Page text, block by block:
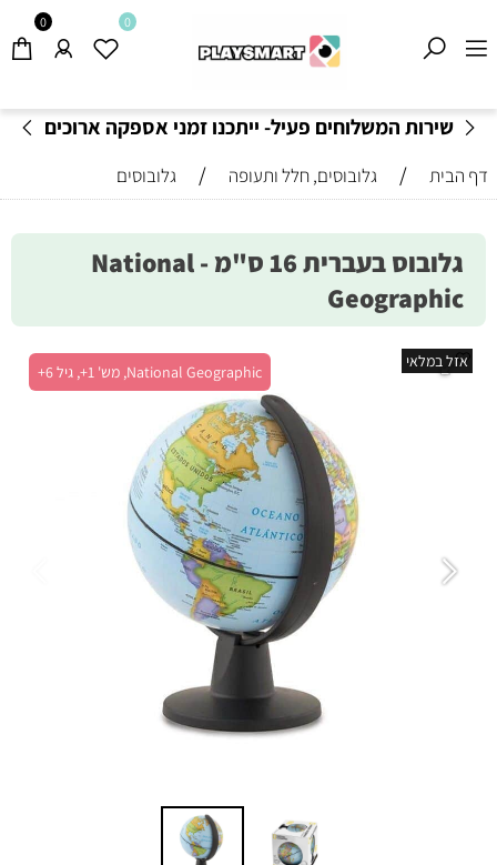
שירות המשלוחים פעיל- ייתכנו זמני אספקה ארוכים
0 0
דף הבית / גלובוסים, חלל ותעופה / גלובוסים
גלובוס בעברית 16 ס"מ - National
Geographic
National Geographic, מש' 1+, גיל 6+
אזל במלאי